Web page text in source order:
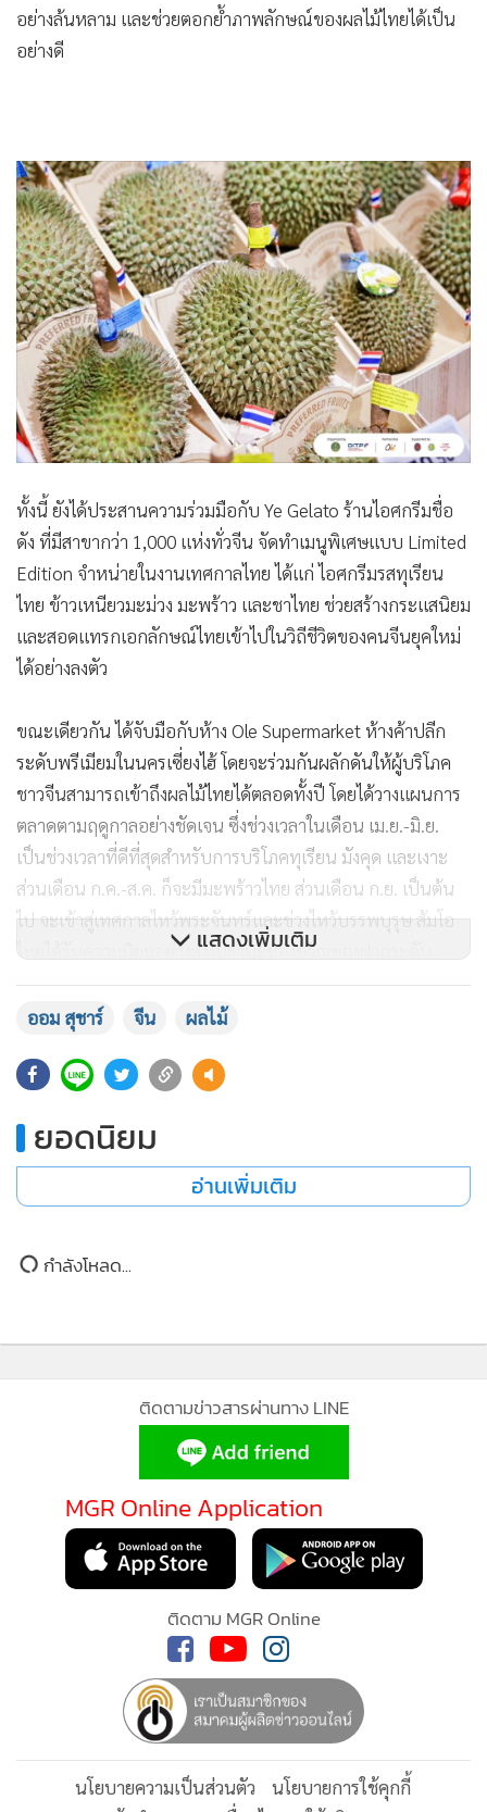
อย่างล้นหลาม และช่วยตอกย้ำภาพลักษณ์ของผลไม้ไทยได้เป็น
อย่างดี
ทั้งนี้ ยังได้ประสานความร่วมมือกับ Ye Gelato ร้านไอศกรีมชื่อ
ดัง ที่มีสาขากว่า 1,000 แห่งทั่วจีน จัดทำเมนูพิเศษแบบ Limited
Edition จำหน่ายในงานเทศกาลไทย ได้แก่ ไอศกรีมรสทุเรียน
ไทย ข้าวเหนียวมะม่วง มะพร้าว และชาไทย ช่วยสร้างกระแสนิยม
และสอดแทรกเอกลักษณ์ไทยเข้าไปในวิถีชีวิตของคนจีนยุคใหม่
ได้อย่างลงตัว
ขณะเดียวกัน ได้จับมือกับห้าง Ole Supermarket ห้างค้าปลีก
ระดับพรีเมียมในนครเซี่ยงไฮ้ โดยจะร่วมกันผลักดันให้ผู้บริโภค
ชาวจีนสามารถเข้าถึงผลไม้ไทยได้ตลอดทั้งปี โดยได้วางแผนการ
ตลาดตามฤดูกาลอย่างชัดเจน ซึ่งช่วงเวลาในเดือน เม.ย.-มิ.ย.
เป็นช่วงเวลาที่ดีที่สุดสำหรับการบริโภคทุเรียน มังคุด และเงาะ
ส่วนเดือน ก.ค.-ส.ค. ก็จะมีมะพร้าวไทย ส่วนเดือน ก.ย. เป็นต้น
ไป จะเข้าสู่เทศกาลไหว้พระจันทร์และช่วงไหว้บรรพบุรุษ ส้มโอ
ไทยได้รับความนิยมอย่างสูงในฐานะของขวัญของฝากระดับ
พรีเมียม รวมทั้งยังมีผลไม้แปรรูปที่หลากหลาย อาทิ ไอศกรีม
ขนมหวาน คาเฟ และสแน็ก เพื่อตอบโจทย์ไลฟ์สไตล์คนจีนยุค
เยือนผู้นำเข้าผลไม้ไทย ได้รับข้อมูลว่าปีนี้ทุเรียนไทยมีคุณภาพดี
กว่าปีที่ผ่านมาอย่างเห็นได้ชัด และเสนอให้ไทยต้องเร่งทำการ
ประชาสัมพันธ์ตอกย้ำภาพลักษณ์ เพื่อทิ้งห่างคู่แข่งรายสำคัญ
สำคัญ และมาเลเซียที่ชูจุดเด่นทุเรียนระดับพรีเมียม
แสดงเพิ่มเติม
ออม สุชาร์ จีน ผลไม้
ยอดนิยม
อ่านเพิ่มเติม
กำลังโหลด...
ติดตามข่าวสารผ่านทาง LINE
MGR Online Application
ติดตาม MGR Online
นโยบายความเป็นส่วนตัว
นโยบายการใช้คุกกี้